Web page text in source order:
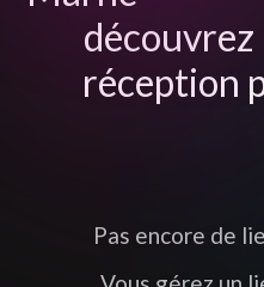
découvrez
réception
Pas encore de